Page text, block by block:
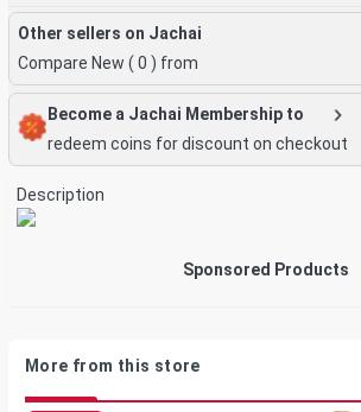
Other sellers on Jachai
Compare New ( 0 ) from
Become a Jachai Membership to
redeem coins for discount on checkout
Description
Sponsored Products
More from this store